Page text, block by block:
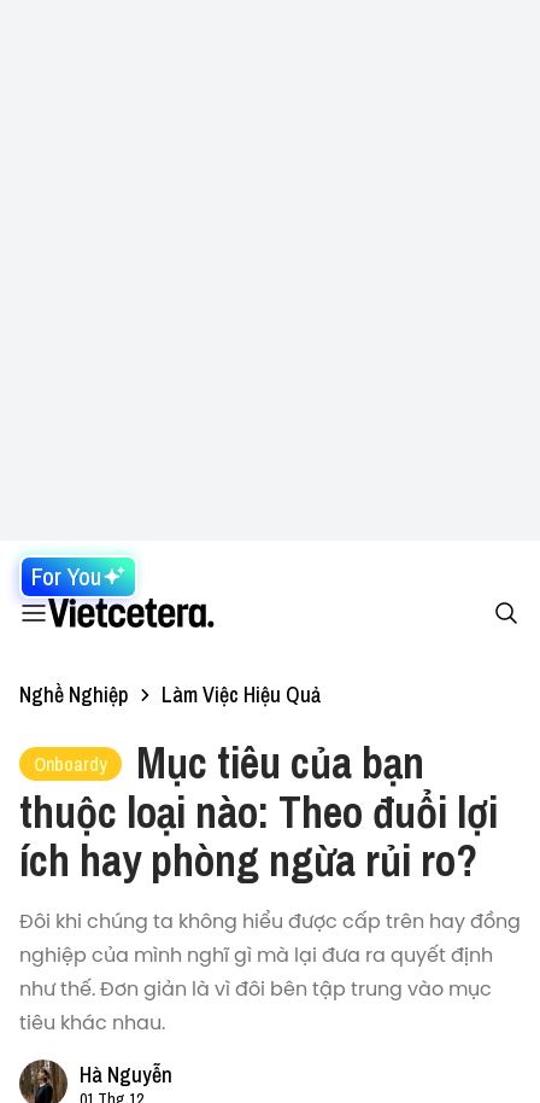
For You
Nghề Nghiệp Làm Việc Hiệu Quả
Onboardy
Mục tiêu của bạn
thuộc loại nào: Theo đuổi lợi
ích hay phòng ngừa rủi ro?
Đôi khi chúng ta không hiểu được cấp trên hay đồng
nghiệp của mình nghĩ gì mà lại đưa ra quyết định
như thế. Đơn giản là vì đôi bên tập trung vào mục
tiêu khác nhau.
Hà Nguyễn